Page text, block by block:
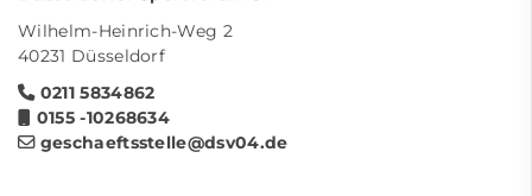
Wilhelm-Heinrich-Weg 2
40231 Düsseldorf
0211 5834862
0155 -10268634
geschaeftsstelle@dsv04.de